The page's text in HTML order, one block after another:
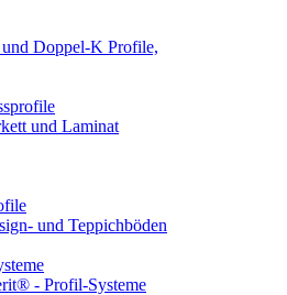
Doppel-K Profile,
und Laminat
und Teppichböden
- Profil-Systeme